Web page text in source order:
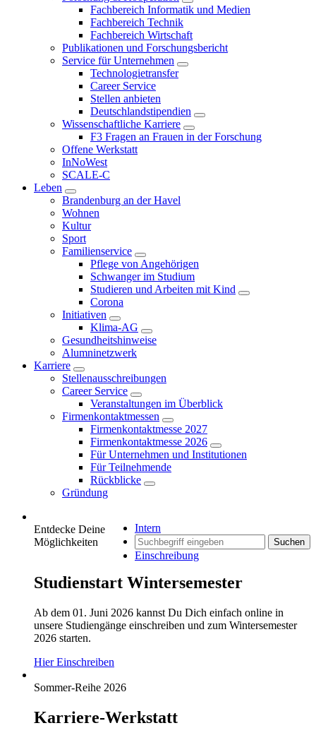
Fachbereich Informatik und Medien
Fachbereich Technik
Fachbereich Wirtschaft
Publikationen und Forschungsbericht
Service für Unternehmen
Technologietransfer
Career Service
Stellen anbieten
Deutschlandstipendien
Wissenschaftliche Karriere
F3 Fragen an Frauen in der Forschung
Offene Werkstatt
InNoWest
SCALE-C
Leben
Brandenburg an der Havel
Wohnen
Kultur
Sport
Familienservice
Pflege von Angehörigen
Schwanger im Studium
Studieren und Arbeiten mit Kind
Corona
Initiativen
Klima-AG
Gesundheitshinweise
Alumninetzwerk
Karriere
Stellenausschreibungen
Career Service
Veranstaltungen im Überblick
Firmenkontaktmessen
Firmenkontaktmesse 2027
Firmenkontaktmesse 2026
Für Unternehmen und Institutionen
Für Teilnehmende
Rückblicke
Gründung
Intern
Suchen
Einschreibung
Entdecke Deine
Möglichkeiten
Studienstart Wintersemester
Ab dem 01. Juni 2026 kannst Du Dich einfach online in
unsere Studiengänge einschreiben und zum Wintersemester
2026 starten.
Hier Einschreiben
Sommer-Reihe 2026
Karriere-Werkstatt